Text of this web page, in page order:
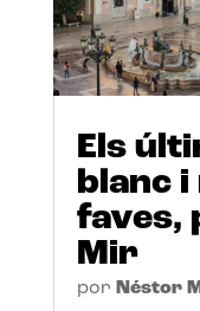
Els
blanc i
faves,
Mir
por Néstor